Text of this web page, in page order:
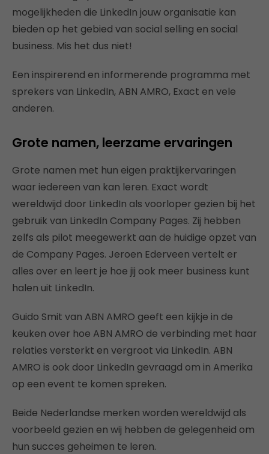
mogelijkheden die LinkedIn jouw organisatie kan
bieden op het gebied van social selling en social
business. Mis het dus niet!
Een inspirerend en informerende programma met
sprekers van LinkedIn, ABN AMRO, Exact en vele
anderen.
Grote namen, leerzame ervaringen
Grote namen met hun eigen praktijkervaringen
waar iedereen van kan leren. Exact wordt
wereldwijd door LinkedIn als voorloper gezien bij het
gebruik van LinkedIn Company Pages. Zij hebben
zelfs als pilot meegewerkt aan de huidige opzet van
de Company Pages. Jeroen Ederveen vertelt er
alles over en leert je hoe jij ook meer business kunt
halen uit LinkedIn.
Guido Smit van ABN AMRO geeft een kijkje in de
keuken over hoe ABN AMRO de verbinding met haar
relaties versterkt en vergroot via LinkedIn. ABN
AMRO is ook door LinkedIn gevraagd om in Amerika
op een event te komen spreken.
Beide Nederlandse merken worden wereldwijd als
voorbeeld gezien en wij hebben de gelegenheid om
hun succes geheimen te leren.